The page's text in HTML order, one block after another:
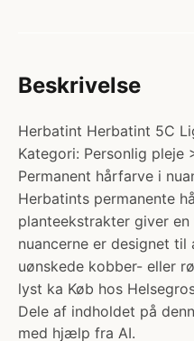
Beskrivelse
Herbatint Herbatint 5C
Kategori: Personlig pleje
Permanent hårfarve i
Herbatints permanente
planteekstrakter giver
nuancerne er designet
uønskede kobber- eller
lyst ka Køb hos
Dele af indholdet på
med hjælp fra AI.